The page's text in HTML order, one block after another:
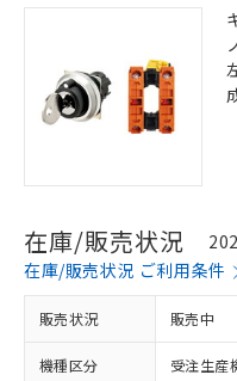
在庫/販売状況
在庫/販売状況 ご利用条件
販売状況 販売中
機種区分 受注生産